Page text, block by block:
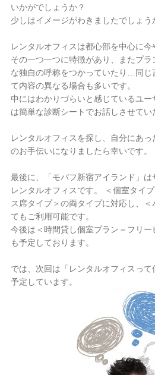
いかがでしょうか？
少しはイメージがわきましたでしょう
レンタルオフィスは都心部を中心に今
その一つ一つに特徴があり、またプ
な独自の呼称をつかっていたり…同じ
て内容の異なる場合も多いです。
中にはわかりづらいと感じているユ
は簡単な診断シートでお話しさせてい
レンタルオフィスを探し、自分にあ
のお手伝いになりましたら幸いです。
最後に、「モバフ新宿アイランド」
レンタルオフィスです。 ＜個室タイ
ス席タイプ＞の両タイプに対応し、
てもご利用可能です。
今後は＜時間貸し個室プラン＝フリ
も予定しております。
では、次回は「レンタルオフィスっ
予定しています。